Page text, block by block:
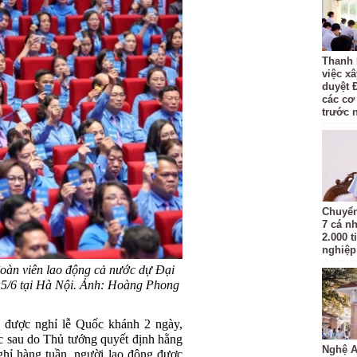
viên lao động cả nước dự Đại
6 tại Hà Nội. Ảnh: Hoàng Phong
nghỉ lễ Quốc khánh 2 ngày,
sau do Thủ tướng quyết định hằng
Thanh
việc
duyệt
các
trước
7 cá
2.000
Nghệ